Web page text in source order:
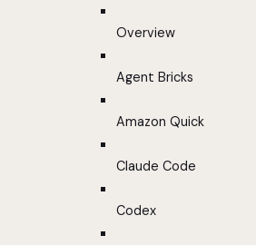
Overview
Agent Bricks
Amazon Quick
Claude Code
Codex